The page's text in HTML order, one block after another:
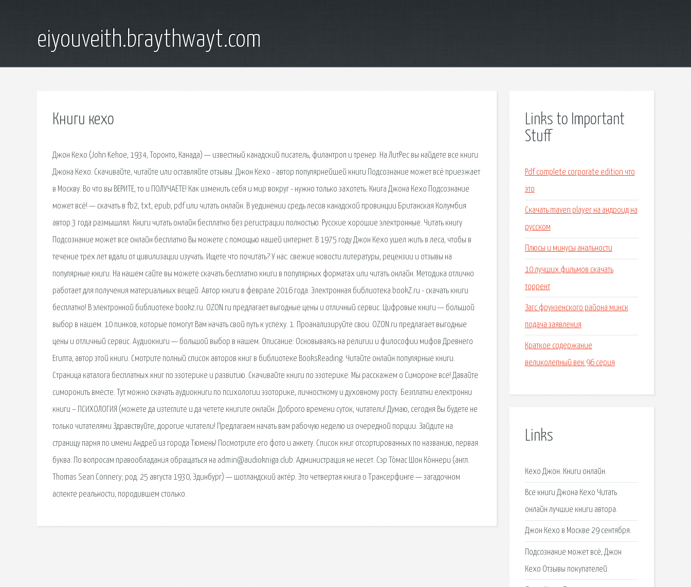
eiyouveith.braythwayt.com
Книги кехо
Джон Кехо (John Kehoe, 1934, Торонто, Канада) — известный канадский писатель, филантроп и тренер. На ЛитРес вы найдете все книги
Джона Кехо. Скачивайте, читайте или оставляйте отзывы. Джон Кехо - автор популярнейшей книги Подсознание может всё приезжает
в Москву. Во что вы ВЕРИТЕ, то и ПОЛУЧАЕТЕ! Как изменить себя и мир вокруг - нужно только захотеть. Книга Джона Кехо Подсознание
может всё! — скачать в fb2, txt, epub, pdf или читать онлайн. В уединении средь лесов канадской провинции Британская Колумбия
автор 3 года размышлял. Книги читать онлайн бесплатно без регистрации полностью. Русские хорошие электронные. Читать книгу
Подсознание может все онлайн бесплатно Вы можете с помощью нашей интернет. В 1975 году Джон Кехо ушел жить в леса, чтобы в
течение трех лет вдали от цивилизации изучать. Ищете что почитать? У нас: свежие новости литературы, рецензии и отзывы на
популярные книги. На нашем сайте вы можете скачать бесплатно книги в популярных форматах или читать онлайн. Методика отлично
работает для получения материальных вещей. Автор книги в феврале 2016 года. Электронная библиотека bookZ.ru - скачать книги
бесплатно! В электронной библиотеке bookz.ru. OZON.ru предлагает выгодные цены и отличный сервис. Цифровые книги — большой
выбор в нашем. 10 пинков, которые помогут Вам начать свой путь к успеху. 1. Проанализируйте свои. OZON.ru предлагает выгодные
цены и отличный сервис. Аудиокниги — большой выбор в нашем. Описание: Основываясь на религии и философии мифов Древнего
Египта, автор этой книги. Смотрите полный список авторов книг в библиотеке BooksReading. Читайте онлайн популярные книги.
Страница каталога бесплатных книг по эзотерике и развитию. Скачивайте книги по эзотерике. Мы расскажем о Симороне все! Давайте
симоронить вместе. Тут можно скачать аудиокниги по психологии эзоторике, личностному и духовному росту. Безплатни електронни
книги – ПСИХОЛОГИЯ (можете да изтеглите и да четете книгите онлайн. Доброго времени суток, читатели! Думаю, сегодня Вы будете не
только читателями Здравствуйте, дорогие читатели! Предлагаем начать вам рабочую неделю из очередной порции. Зайдите на
страницу парня по имени Андрей из города Тюмень! Посмотрите его фото и анкету. Список книг отсортированных по названию, первая
буква. По вопросам правообладания обращаться на admin@audiokniga.club. Администрация не несет. Сэр То́мас Шон Ко́ннери (англ.
Thomas Sean Connery; род. 25 августа 1930, Эдинбург) — шотландский актёр. Это четвертая книга о Трансерфинге — загадочном
аспекте реальности, породившем столько.
Links to Important
Stuff
Pdf complete corporate edition что
это
Скачать maven player на андроид на
русском
Плюсы и минусы анальности
10 лучших фильмов скачать
торрент
Загс фрунзенского района минск
подача заявления
Краткое содержание
великолепный век 96 серия
Links
Кехо Джон. Книги онлайн.
Все книги Джона Кехо Читать
онлайн лучшие книги автора.
Джон Кехо в Москве 29 сентября.
Подсознание может всё, Джон
Кехо Отзывы покупателей.